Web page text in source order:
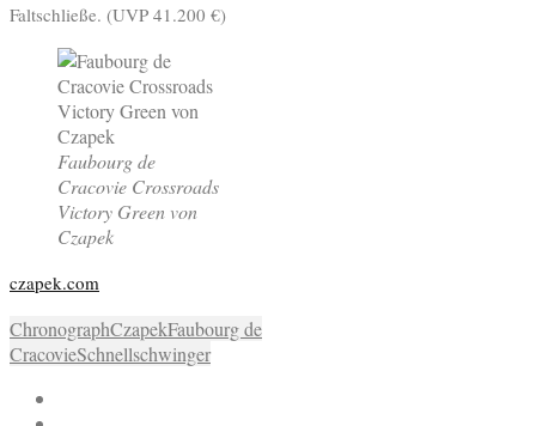
Faltschließe. (UVP 41.200 €)
Faubourg de
Cracovie Crossroads
Victory Green von
Czapek
czapek.com
ChronographCzapekFaubourg de
CracovieSchnellschwinger